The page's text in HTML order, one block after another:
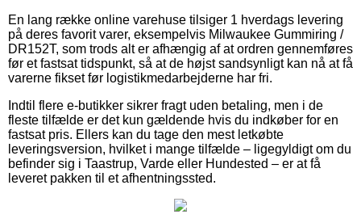
En lang række online varehuse tilsiger 1 hverdags levering
på deres favorit varer, eksempelvis Milwaukee Gummiring /
DR152T, som trods alt er afhængig af at ordren gennemføres
før et fastsat tidspunkt, så at de højst sandsynligt kan nå at få
varerne fikset før logistikmedarbejderne har fri.
Indtil flere e-butikker sikrer fragt uden betaling, men i de
fleste tilfælde er det kun gældende hvis du indkøber for en
fastsat pris. Ellers kan du tage den mest letkøbte
leveringsversion, hvilket i mange tilfælde – ligegyldigt om du
befinder sig i Taastrup, Varde eller Hundested – er at få
leveret pakken til et afhentningssted.